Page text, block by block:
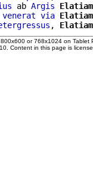
ab Argis Elatiam
venerat via Elatiam
, Elatiam
or 768x1024 on Tablet
Content in this page is